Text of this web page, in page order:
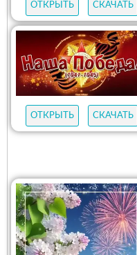
ОТКРЫТЬ СКАЧАТЬ
ОТКРЫТЬ СКАЧАТЬ